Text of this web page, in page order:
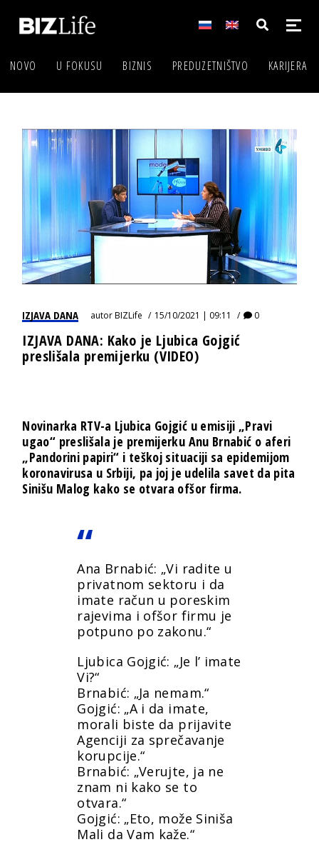
NOVO U FOKUSU BIZNIS PREDUZETNIŠTVO KARIJERA
IZJAVA DANA autorBIZLife 15/10/2021 | 09:11 0
IZJAVA DANA: Kako je Ljubica Gojgić
preslišala premijerku (VIDEO)
Novinarka RTV-a Ljubica Gojgić u emisiji „Pravi
ugao“ preslišala je premijerku Anu Brnabić o aferi
„Pandorini papiri“ i teškoj situaciji sa epidemijom
koronavirusa u Srbiji, pa joj je udelila savet da pita
Sinišu Malog kako se otvara ofšor firma.
Ana Brnabić: „Vi radite u
privatnom sektoru i da
imate račun u poreskim
rajevima i ofšor firmu je
potpuno po zakonu.“
Ljubica Gojgić: „Je l’ imate
Vi?“
Brnabić: „Ja nemam.“
Gojgić: „A i da imate,
morali biste da prijavite
Agenciji za sprečavanje
korupcije.“
Brnabić: „Verujte, ja ne
znam ni kako se to
otvara.“
Gojgić: „Eto, može Siniša
Mali da Vam kaže.“